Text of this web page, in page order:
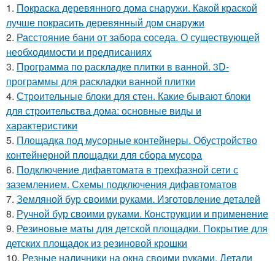
1. Покраска деревянного дома снаружи. Какой краской
лучше покрасить деревянный дом снаружи
2. Расстояние бани от забора соседа. О существующей
необходимости и предписаниях
3. Программа по раскладке плитки в ванной. 3D-
программы для раскладки ванной плитки
4. Строительные блоки для стен. Какие бывают блоки
для строительства дома: основные виды и
характеристики
5. Площадка под мусорные контейнеры. Обустройство
контейнерной площадки для сбора мусора
6. Подключение дифавтомата в трехфазной сети с
заземлением. Схемы подключения дифавтоматов
7. Земляной бур своими руками. Изготовление деталей
8. Ручной бур своими руками. Конструкции и применение
9. Резиновые маты для детской площадки. Покрытие для
детских площадок из резиновой крошки
10. Резные наличники на окна своими руками. Детали